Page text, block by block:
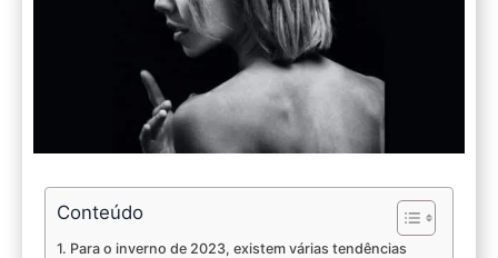
Conteúdo
Para o inverno de 2023, existem várias tendências